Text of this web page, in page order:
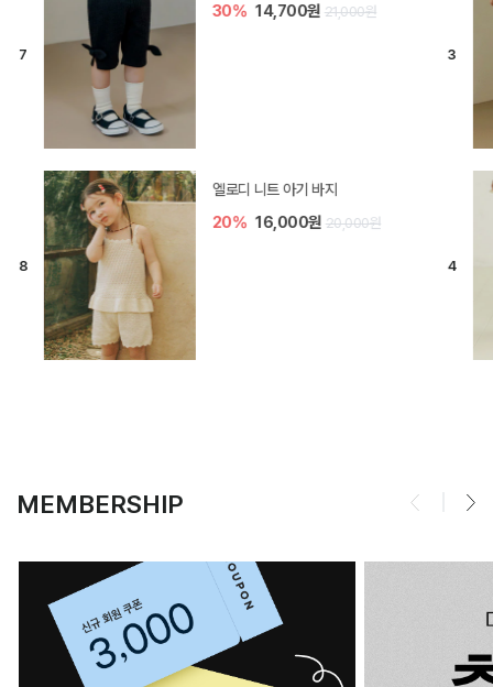
30% 14,700원 21,000원
엘로디 니트 아기 바지
20% 16,000원 20,000원
MEMBERSHIP